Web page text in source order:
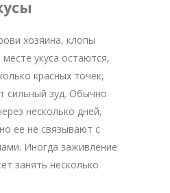
хозяина, клопы
укуса остаются,
красных точек,
сильный зуд. Обычно
несколько дней,
ее не связывают с
Иногда заживление
занять несколько